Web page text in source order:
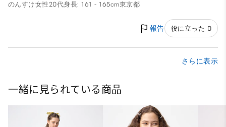
のんすけ女性20代身長: 161 - 165cm東京都
報告 役に立った 0
さらに表示
一緒に見られている商品